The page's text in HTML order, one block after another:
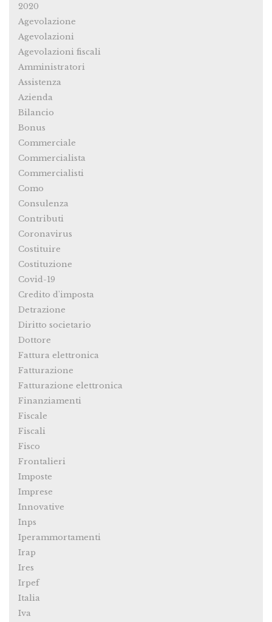
2020
Agevolazione
Agevolazioni
Agevolazioni fiscali
Amministratori
Assistenza
Azienda
Bilancio
Bonus
Commerciale
Commercialista
Commercialisti
Como
Consulenza
Contributi
Coronavirus
Costituire
Costituzione
Covid-19
Credito d'imposta
Detrazione
Diritto societario
Dottore
Fattura elettronica
Fatturazione
Fatturazione elettronica
Finanziamenti
Fiscale
Fiscali
Fisco
Frontalieri
Imposte
Imprese
Innovative
Inps
Iperammortamenti
Irap
Ires
Irpef
Italia
Iva